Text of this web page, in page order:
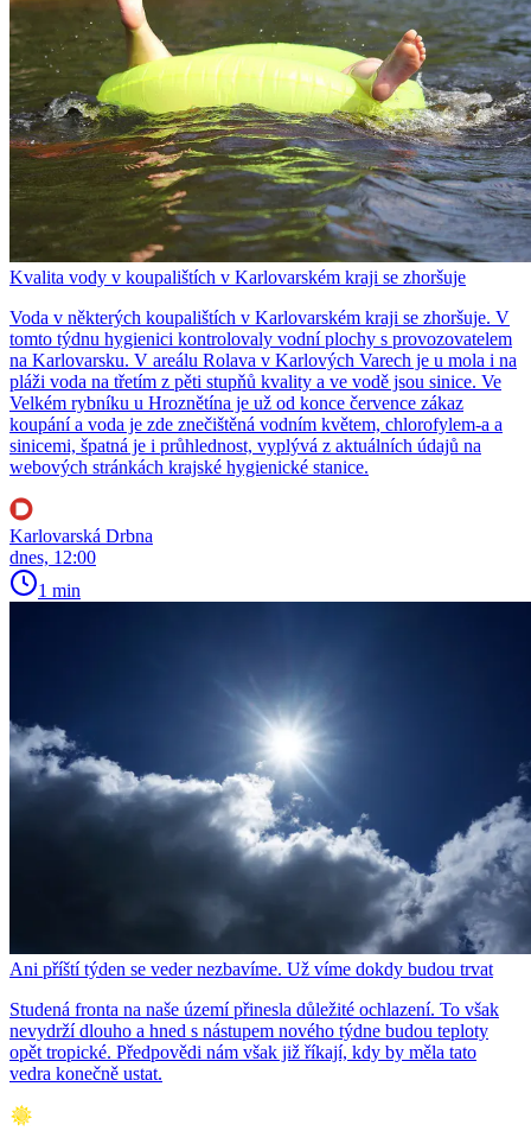
Kvalita vody v koupalištích v Karlovarském kraji se zhoršuje
Voda v některých koupalištích v Karlovarském kraji se zhoršuje. V
tomto týdnu hygienici kontrolovaly vodní plochy s provozovatelem
na Karlovarsku. V areálu Rolava v Karlových Varech je u mola i na
pláži voda na třetím z pěti stupňů kvality a ve vodě jsou sinice. Ve
Velkém rybníku u Hroznětína je už od konce července zákaz
koupání a voda je zde znečištěná vodním květem, chlorofylem-a a
sinicemi, špatná je i průhlednost, vyplývá z aktuálních údajů na
webových stránkách krajské hygienické stanice.
Karlovarská Drbna
dnes, 12:00
1 min
Ani příští týden se veder nezbavíme. Už víme dokdy budou trvat
Studená fronta na naše území přinesla důležité ochlazení. To však
nevydrží dlouho a hned s nástupem nového týdne budou teploty
opět tropické. Předpovědi nám však již říkají, kdy by měla tato
vedra konečně ustat.